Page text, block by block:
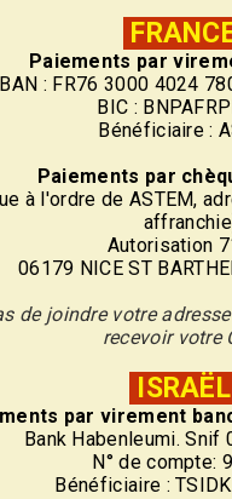
Paiements par
IBAN : FR76 3000 4024
BIC :
Bénéficiaire :
Paiements par
à l'ordre de ASTEM,
Autorisation
06179 NICE ST
de joindre votre
recevoir votre
ISRAËL
par virement
Bank Habenleumi. Snif
N° de compte:
Bénéficiaire :